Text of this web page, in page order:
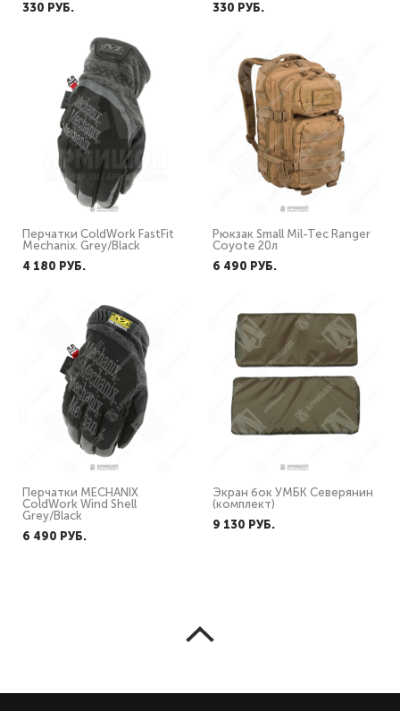
330 PУБ.
330 PУБ.
Перчатки ColdWork FastFit
Mechanix. Grey/Black
4 180 PУБ.
Рюкзак Small Mil-Tec Ranger
Coyote 20л
6 490 PУБ.
Перчатки MECHANIX
ColdWork Wind Shell
Grey/Black
6 490 PУБ.
Экран бок УМБК Северянин
(комплект)
9 130 PУБ.